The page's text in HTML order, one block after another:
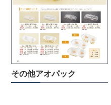
その他アオパック